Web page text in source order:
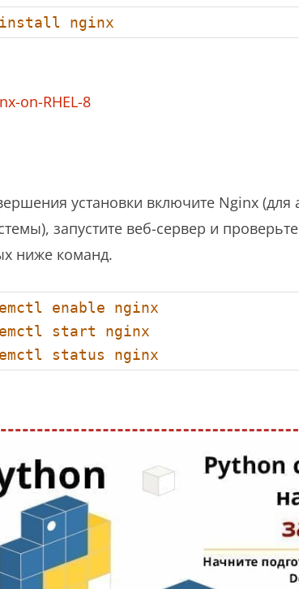
install nginx
установки включите Nginx (для
запустите веб-сервер и
ниже команд.
enable nginx
start nginx
status nginx